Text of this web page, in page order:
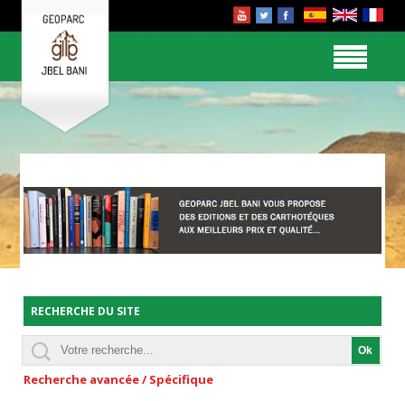
RECHERCHE DU SITE
Recherche avancée / Spécifique